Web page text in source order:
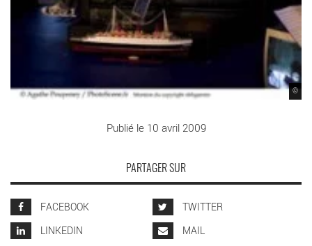
©
Publié le 10 avril 2009
PARTAGER SUR
FACEBOOK
TWITTER
LINKEDIN
MAIL